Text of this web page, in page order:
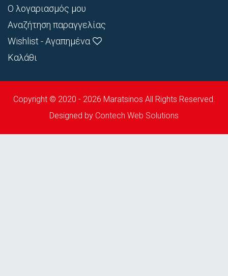
Ο λογαριασμός μου
Αναζήτηση παραγγελίας
Wishlist - Αγαπημένα
Καλάθι
Copyright © 2020 - 2026 Maratsinos All Rights Reserved.
Designed by Contech Web Solutions